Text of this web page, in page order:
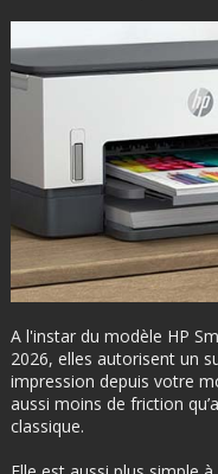
A l'instar du modèle HP
2026, elles autorisent un
impression depuis votre
aussi moins de friction
classique.